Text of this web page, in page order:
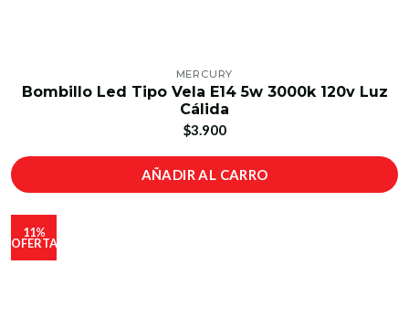
MERCURY
Bombillo Led Tipo Vela E14 5w 3000k 120v Luz
Cálida
$3.900
AÑADIR AL CARRO
11%
OFERTA